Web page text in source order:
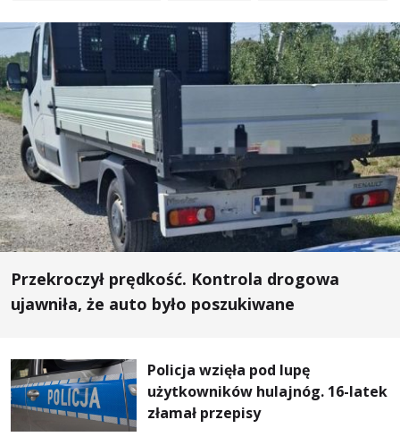
Przekroczył prędkość. Kontrola drogowa
ujawniła, że auto było poszukiwane
Policja wzięła pod lupę
użytkowników hulajnóg. 16-latek
złamał przepisy